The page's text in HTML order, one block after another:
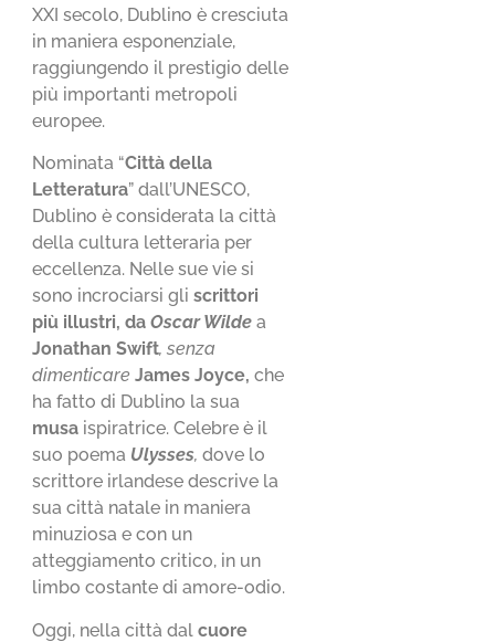
XXI secolo, Dublino è cresciuta
in maniera esponenziale,
raggiungendo il prestigio delle
più importanti metropoli
europee.
Nominata “Città della
Letteratura” dall’UNESCO,
Dublino è considerata la città
della cultura letteraria per
eccellenza. Nelle sue vie si
sono incrociarsi gli scrittori
più illustri, daOscar Wilde a
Jonathan Swift, senza
dimenticareJames Joyce, che
ha fatto di Dublino la sua
musa ispiratrice. Celebre è il
suo poema Ulysses, dove lo
scrittore irlandese descrive la
sua città natale in maniera
minuziosa e con un
atteggiamento critico, in un
limbo costante di amore-odio.
Oggi, nella città dalcuore